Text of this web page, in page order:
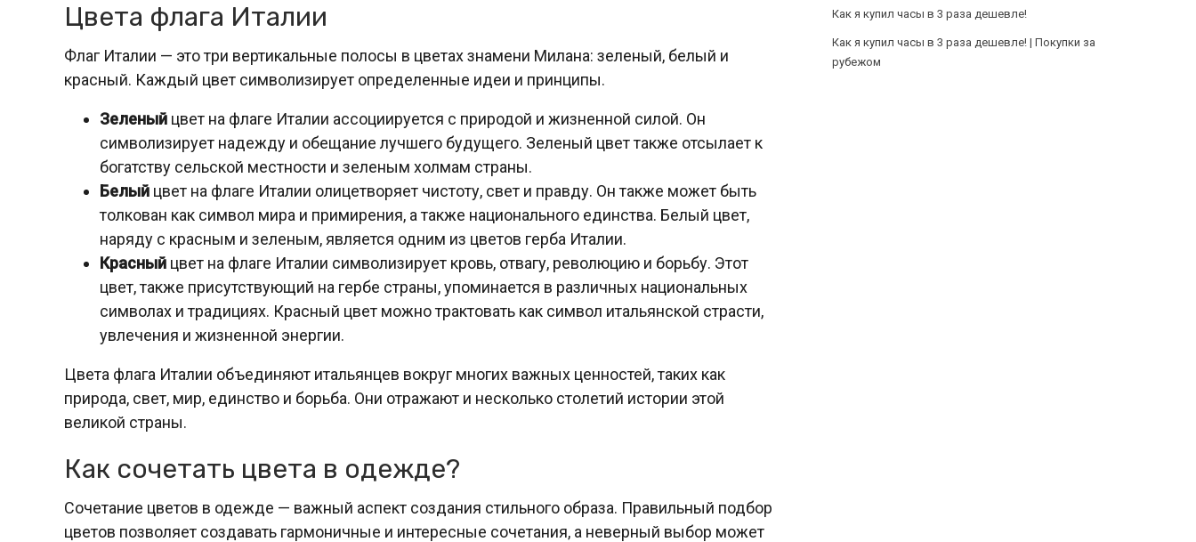
Цвета флага Италии
Флаг Италии — это три вертикальные полосы в цветах знамени Милана: зеленый, белый и
красный. Каждый цвет символизирует определенные идеи и принципы.
Зеленый цвет на флаге Италии ассоциируется с природой и жизненной силой. Он
символизирует надежду и обещание лучшего будущего. Зеленый цвет также отсылает к
богатству сельской местности и зеленым холмам страны.
Белый цвет на флаге Италии олицетворяет чистоту, свет и правду. Он также может быть
толкован как символ мира и примирения, а также национального единства. Белый цвет,
наряду с красным и зеленым, является одним из цветов герба Италии.
Красный цвет на флаге Италии символизирует кровь, отвагу, революцию и борьбу. Этот
цвет, также присутствующий на гербе страны, упоминается в различных национальных
символах и традициях. Красный цвет можно трактовать как символ итальянской страсти,
увлечения и жизненной энергии.
Цвета флага Италии объединяют итальянцев вокруг многих важных ценностей, таких как
природа, свет, мир, единство и борьба. Они отражают и несколько столетий истории этой
великой страны.
Как сочетать цвета в одежде?
Сочетание цветов в одежде — важный аспект создания стильного образа. Правильный подбор
цветов позволяет создавать гармоничные и интересные сочетания, а неверный выбор может
Как я купил часы в 3 раза дешевле!
Как я купил часы в 3 раза дешевле! | Покупки за
рубежом